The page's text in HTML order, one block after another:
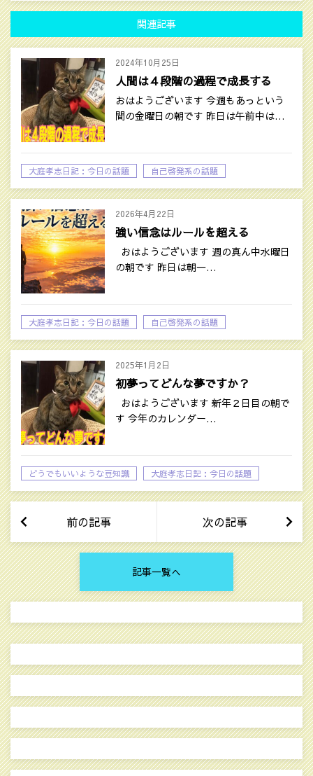
関連記事
2024年10月25日
人間は４段階の過程で成長する
おはようございます 今週もあっという
間の金曜日の朝です 昨日は午前中は…
大庭孝志日記：今日の話題 自己啓発系の話題
2026年4月22日
強い信念はルールを超える
おはようございます 週の真ん中水曜日
の朝です 昨日は朝一…
大庭孝志日記：今日の話題 自己啓発系の話題
2025年1月2日
初夢ってどんな夢ですか？
おはようございます 新年２日目の朝で
す 今年のカレンダー…
どうでもいいような豆知識 大庭孝志日記：今日の話題
前の記事 次の記事
記事一覧へ